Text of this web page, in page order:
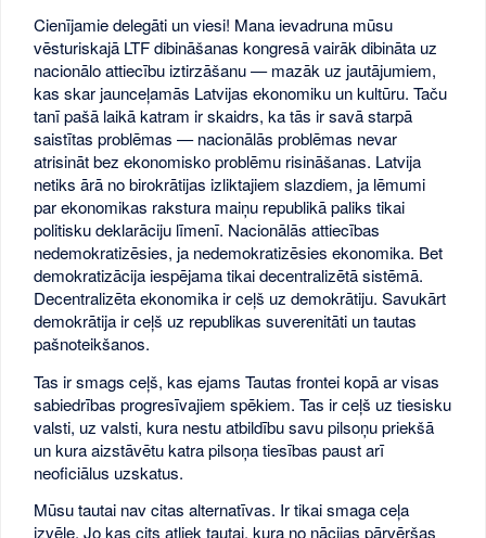
Cienījamie delegāti un viesi! Mana ievadruna mūsu
vēsturiskajā LTF dibināšanas kongresā vairāk dibināta uz
nacionālo attiecību iztirzāšanu — mazāk uz jautājumiem,
kas skar jaunceļamās Latvijas ekonomiku un kultūru. Taču
tanī pašā laikā katram ir skaidrs, ka tās ir savā starpā
saistītas problēmas — nacionālās problēmas nevar
atrisināt bez ekonomisko problēmu risināšanas. Latvija
netiks ārā no birokrātijas izliktajiem slazdiem, ja lēmumi
par ekonomikas rakstura maiņu republikā paliks tikai
politisku deklarāciju līmenī. Nacionālās attiecības
nedemokratizēsies, ja nedemokratizēsies ekonomika. Bet
demokratizācija iespējama tikai decentralizētā sistēmā.
Decentralizēta ekonomika ir ceļš uz demokrātiju. Savukārt
demokrātija ir ceļš uz republikas suverenitāti un tautas
pašnoteikšanos.
Tas ir smags ceļš, kas ejams Tautas frontei kopā ar visas
sabiedrības progresīvajiem spēkiem. Tas ir ceļš uz tiesisku
valsti, uz valsti, kura nestu atbildību savu pilsoņu priekšā
un kura aizstāvētu katra pilsoņa tiesības paust arī
neoficiālus uzskatus.
Mūsu tautai nav citas alternatīvas. Ir tikai smaga ceļa
izvēle. Jo kas cits atliek tautai, kura no nācijas pārvēršas